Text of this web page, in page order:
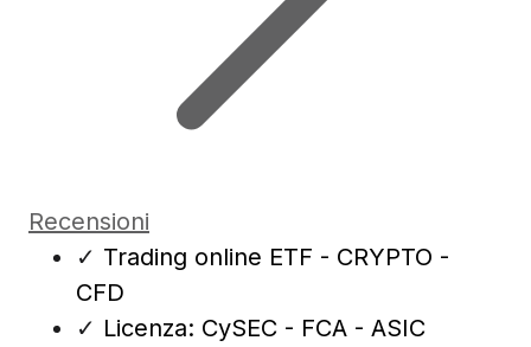
Recensioni
✓ Trading online ETF - CRYPTO -
CFD
✓ Licenza: CySEC - FCA - ASIC